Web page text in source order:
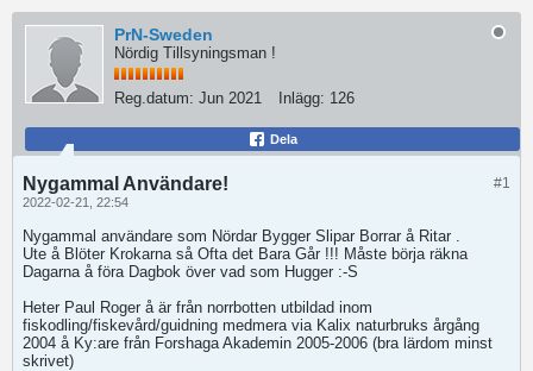
PrN-Sweden
Nördig Tillsyningsman !
Reg.datum: Jun 2021 Inlägg: 126
Dela
#1
Nygammal Användare!
2022-02-21, 22:54
Nygammal användare som Nördar Bygger Slipar Borrar å Ritar .
Ute å Blöter Krokarna så Ofta det Bara Går !!! Måste börja räkna
Dagarna å föra Dagbok över vad som Hugger :-S
Heter Paul Roger å är från norrbotten utbildad inom
fiskodling/fiskevård/guidning medmera via Kalix naturbruks årgång
2004 å Ky:are från Forshaga Akademin 2005-2006 (bra lärdom minst
skrivet)